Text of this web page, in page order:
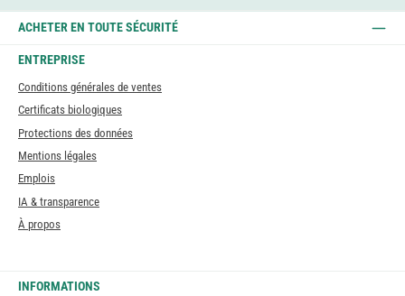
ACHETER EN TOUTE SÉCURITÉ
ENTREPRISE
Conditions générales de ventes
Certificats biologiques
Protections des données
Mentions légales
Emplois
IA & transparence
À propos
INFORMATIONS